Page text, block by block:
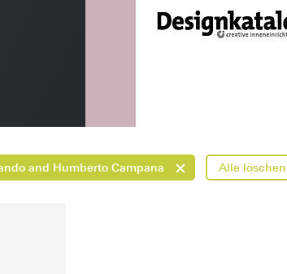
and Humberto Campana Alle löschen